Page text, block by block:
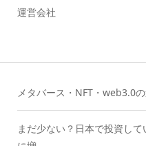
運営会社
メタバース・NFT・web3.0
まだ少ない？日本で投資し